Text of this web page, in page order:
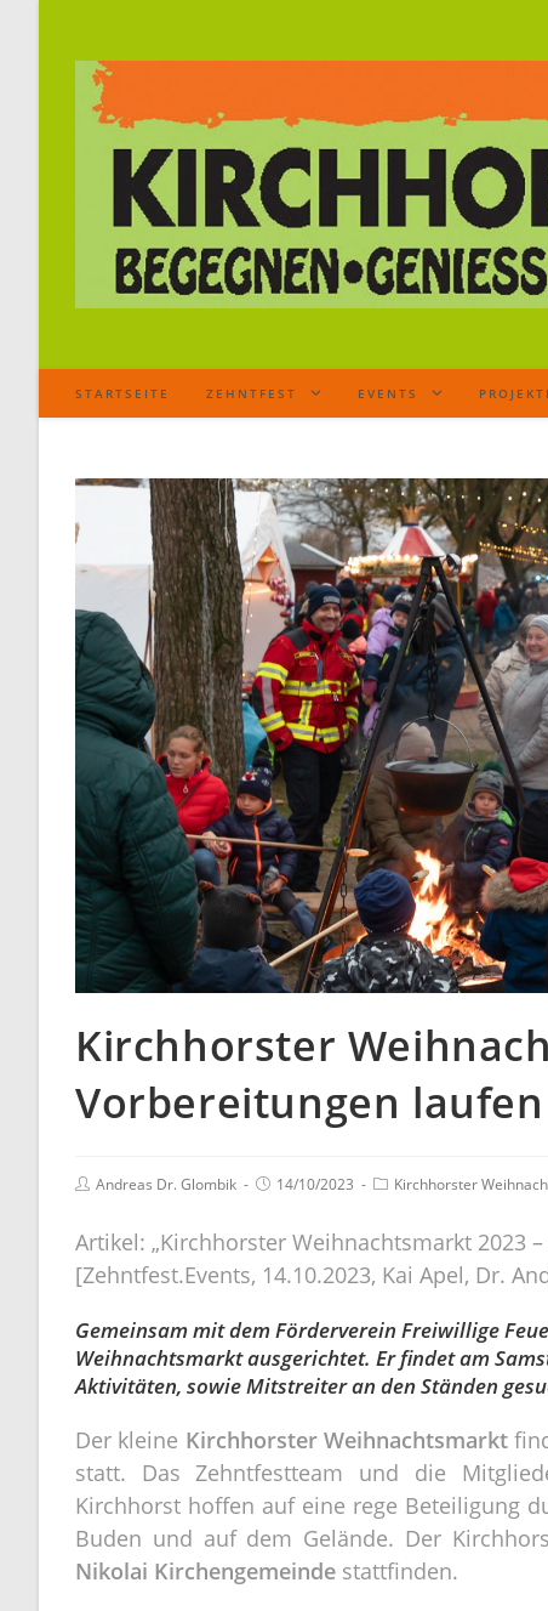
STARTSEITE ZEHNTFEST EVENTS
Kirchhorster
Vorbereitungen
Andreas Dr. Glombik 14/10/2023 Kirchhorster
Artikel: „Kirchhorster Weihnachtsmarkt 2023
[Zehntfest.Events, 14.10.2023, Kai Apel, Dr.
Gemeinsam mit dem Förderverein Freiwillige
Weihnachtsmarkt ausgerichtet. Er findet am
Aktivitäten, sowie Mitstreiter an den Ständen
Der kleine Kirchhorster Weihnachtsmarkt
statt. Das Zehntfestteam und die
Kirchhorst hoffen auf eine rege Beteiligung
Buden und auf dem Gelände. Der
Nikolai Kirchengemeinde stattfinden.